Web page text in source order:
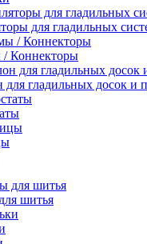
для гладильных
/ Коннекторы
гладильных досок и
шитья